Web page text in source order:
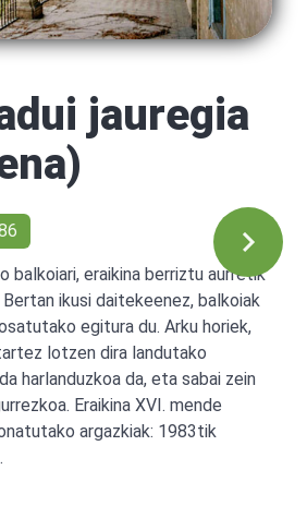
jauregia
balkoiari, eraikina berriztu aurretik
ikusi daitekeenez, balkoiak
egitura du. Arku horiek,
lotzen dira landutako
harlanduzkoa da, eta sabai zein
Eraikina XVI. mende
argazkiak: 1983tik